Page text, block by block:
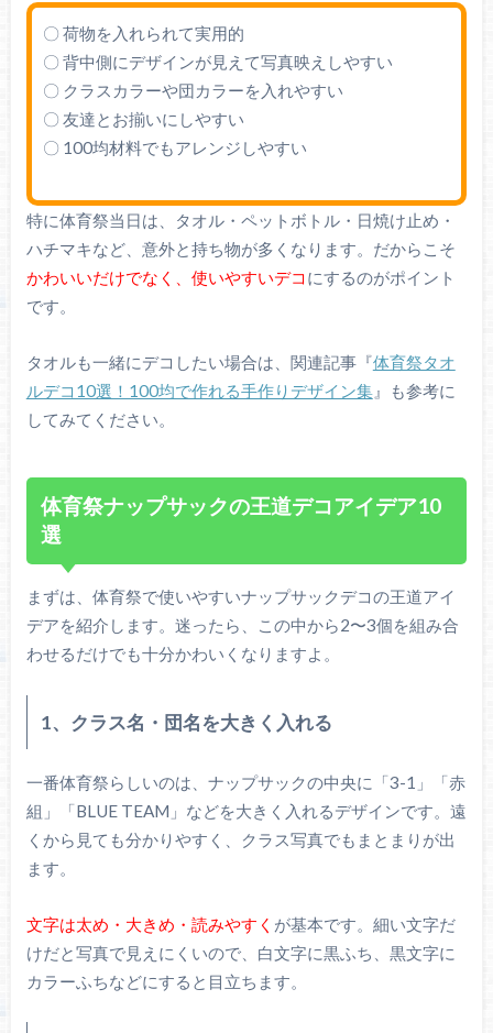
〇 荷物を入れられて実用的
〇 背中側にデザインが見えて写真映えしやすい
〇 クラスカラーや団カラーを入れやすい
〇 友達とお揃いにしやすい
〇 100均材料でもアレンジしやすい
特に体育祭当日は、タオル・ペットボトル・日焼け止め・
ハチマキなど、意外と持ち物が多くなります。だからこそ
かわいいだけでなく、使いやすいデコ にするのがポイント
です。
タオルも一緒にデコしたい場合は、関連記事『体育祭タオ
ルデコ10選！100均で作れる手作りデザイン集』も参考に
してみてください。
体育祭ナップサックの王道デコアイデア10
選
まずは、体育祭で使いやすいナップサックデコの王道アイ
デアを紹介します。迷ったら、この中から2〜3個を組み合
わせるだけでも十分かわいくなりますよ。
1、クラス名・団名を大きく入れる
一番体育祭らしいのは、ナップサックの中央に「3-1」「赤
組」「BLUE TEAM」などを大きく入れるデザインです。遠
くから見ても分かりやすく、クラス写真でもまとまりが出
ます。
文字は太め・大きめ・読みやすく が基本です。細い文字だ
けだと写真で見えにくいので、白文字に黒ふち、黒文字に
カラーふちなどにすると目立ちます。